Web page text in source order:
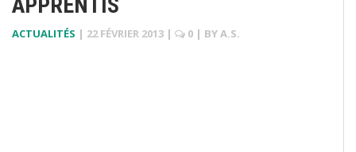
ACTUALITÉS | 22 FÉVRIER 2013 | 0 | BYA.S.